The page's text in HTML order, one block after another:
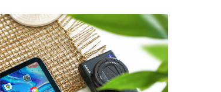
zero-.jpg